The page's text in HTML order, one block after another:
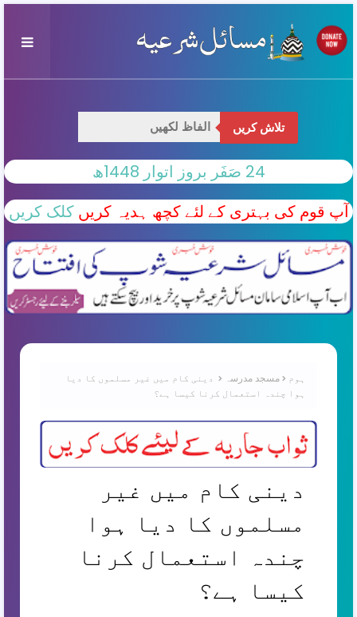
تلاش کریں
24 صَفَر بروز اتوار 1448ھ
آپ قوم کی بہتری کے لئے کچھ ہدیہ کریںکلک کریں
ہوم مسجد مدرسہ
دینی کام میں غیر مسلموں کا دیا
ہوا چندہ استعمال کرنا کیسا ہے؟
دینی کام میں غیر
مسلموں کا دیا ہوا
چندہ استعمال کرنا
کیسا ہے؟